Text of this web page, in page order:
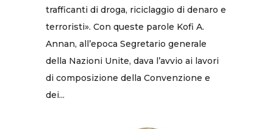
trafficanti di droga, riciclaggio di denaro e
terroristi». Con queste parole Kofi A.
Annan, all’epoca Segretario generale
della Nazioni Unite, dava l’avvio ai lavori
di composizione della Convenzione e
dei...